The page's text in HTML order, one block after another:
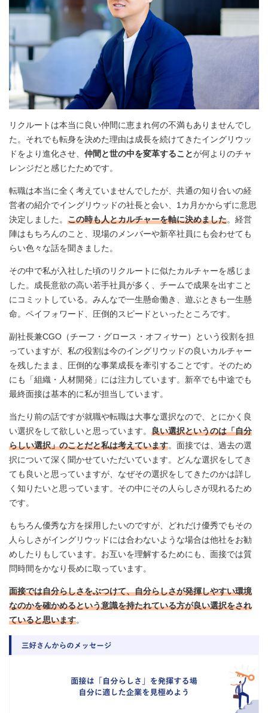
リクルートは本当に良い仲間に恵まれ何の不満もありませんでし
た。それでも転身を決めた理由は成長を続けてきたイングリウッ
ドをより進化させ、 仲間と世の中を変革することが何よりのチャ
レンジだと感じたためです。
転職は本当に全く考えていませんでしたが、共通の知り合いの経
営者の紹介でイングリウッドの社長と会い、1カ月かからずに意思
決定しました。 この時も人とカルチャーを軸に決めました。経営
陣はもちろんのこと、現場のメンバーや新卒社員にも会わせても
らい色々な話を聞きました。
その中で私が入社した頃のリクルートに似たカルチャーを感じま
した。成長意欲の高い若手社員が多く、チームで成果を出すこと
にコミットしている。みんなで一生懸命働き、遊ぶときも一生懸
命。ペイフォワード、圧倒的スピードといったところです。
副社長兼CGO（チーフ・グロース・オフィサー）という役割を担
っていますが、私の役割は今のイングリウッドの良いカルチャー
を残したまま、圧倒的な事業成長を牽引することです。そのため
にも「組織・人材開発」には注力しています。新卒でも中途でも
最終面接は基本的に私が担当しています。
当たり前の話ですが就職や転職は大事な選択なので、とにかく良
い選択をして欲しいと思っています。 良い選択というのは「自分
らしい選択」のことだと私は考えています。面接では、過去の選
択について深く聞かせていただいています。どんな選択をしてき
ても良いと思っていますが、なぜその選択をしてきたのかは詳し
く知りたいと思っています。その中にその人らしさが現れるため
です。
もちろん優秀な方を採用したいのですが、どれだけ優秀でもその
人らしさがイングリウッドには合わないような場合は他社をお勧
めしたりもしています。お互いを理解するためにも、面接では質
問時間をかなり長めに取っています。
面接では自分らしさをぶつけて、自分らしさが発揮しやすい環境
なのかを確かめるという意識を持たれている方が良い選択をされ
ていると思います。